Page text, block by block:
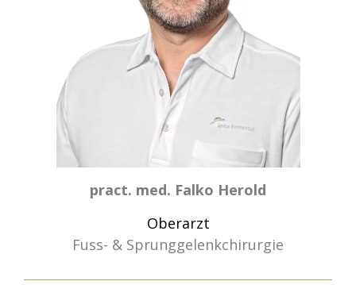
pract. med. Falko Herold
Oberarzt
Fuss- & Sprunggelenkchirurgie